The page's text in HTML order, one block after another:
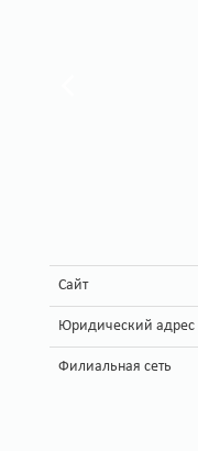
Сайт
Юридический адрес
Филиальная сеть